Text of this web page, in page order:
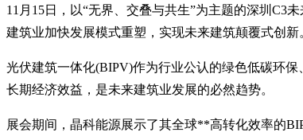
11月15日，以“无界、交叠与共生”为主题的深圳C3
建筑业加快发展模式重塑，实现未来建筑颠覆式创
光伏建筑一体化(BIPV)作为行业公认的绿色低碳环保
长期经济效益，是未来建筑业发展的必然趋势。
展会期间，晶科能源展示了其全球**高转化效率的